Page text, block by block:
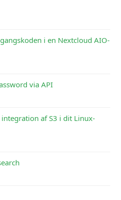
i en Nextcloud AIO-
via API
af S3 i dit Linux-